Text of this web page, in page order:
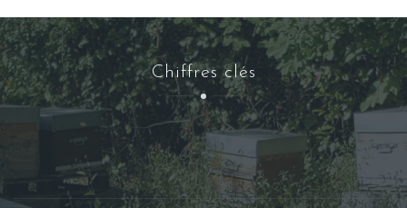
Chiffres clés